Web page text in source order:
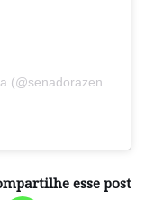
esse post